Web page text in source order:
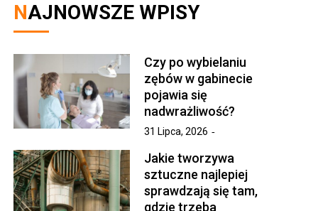
NAJNOWSZE WPISY
Czy po wybielaniu
zębów w gabinecie
pojawia się
nadwrażliwość?
31 Lipca, 2026
Jakie tworzywa
sztuczne najlepiej
sprawdzają się tam,
gdzie trzeba